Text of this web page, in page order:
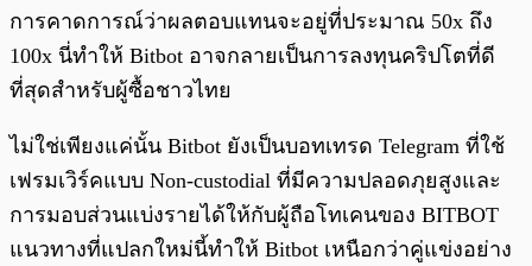
การคาดการณ์ว่าผลตอบแทนจะอยู่ที่ประมาณ 50x ถึง
100x นี่ทำให้ Bitbot อาจกลายเป็นการลงทุนคริปโตที่ดี
ที่สุดสำหรับผู้ซื้อชาวไทย
ไม่ใช่เพียงแค่นั้น Bitbot ยังเป็นบอทเทรด Telegram ที่ใช้
เฟรมเวิร์คแบบ Non-custodial ที่มีความปลอดภุยสูงและ
การมอบส่วนแบ่งรายได้ให้กับผู้ถือโทเคนของ BITBOT
แนวทางที่แปลกใหม่นี้ทำให้ Bitbot เหนือกว่าคู่แข่งอย่าง